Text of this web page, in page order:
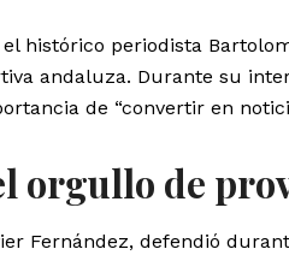
histórico periodista
andaluza. Durante su
de “convertir en
orgullo de
Fernández, defendió